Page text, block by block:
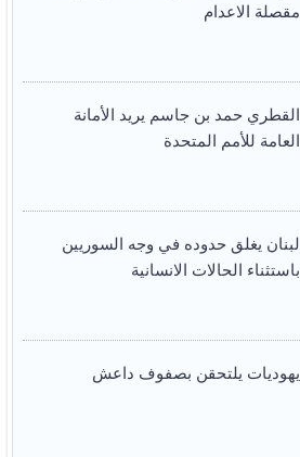
مقصلة الاعدام
القطري حمد بن جاسم يريد الأمانة
العامة للأمم المتحدة
لبنان يغلق حدوده في وجه السوريين
باستثناء الحالات الانسانية
يهوديات يلتحقن بصفوف داعش